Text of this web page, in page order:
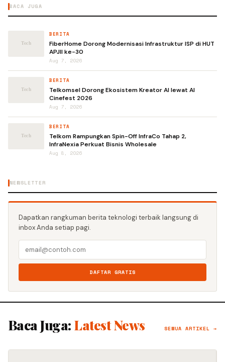
BACA JUGA
BERITA
FiberHome Dorong Modernisasi Infrastruktur ISP di HUT
APJII ke-30
Aug 7, 2026
BERITA
Telkomsel Dorong Ekosistem Kreator AI lewat AI
Cinefest 2026
Aug 7, 2026
BERITA
Telkom Rampungkan Spin-Off InfraCo Tahap 2,
InfraNexia Perkuat Bisnis Wholesale
Aug 8, 2026
NEWSLETTER
Dapatkan rangkuman berita teknologi terbaik langsung di
inbox Anda setiap pagi.
DAFTAR GRATIS
Baca Juga: Latest News SEMUA ARTIKEL →